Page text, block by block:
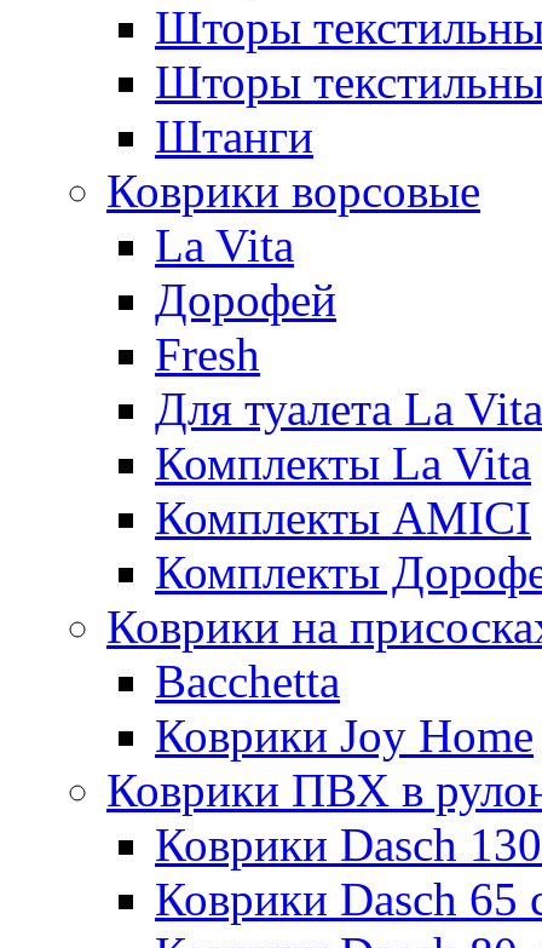
Шторы
Шторы
Штанги
Коврики ворсовые
La Vita
Дорофей
Fresh
Для туалета La Vita
Комплекты La Vita
Комплекты AMICI
Комплекты
Коврики на
Bacchetta
Коврики Joy Home
Коврики ПВХ в
Коврики Dasch
Коврики Dasch 65